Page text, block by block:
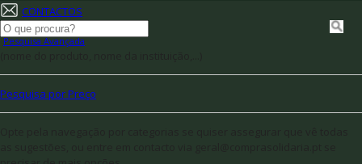
CONTACTOS
Pesquisa Avançada
Pesquisa por Preço